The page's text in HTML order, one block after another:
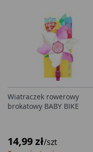
Wiatraczek rowerowy
brokatowy BABY BIKE
14,99 zł/szt